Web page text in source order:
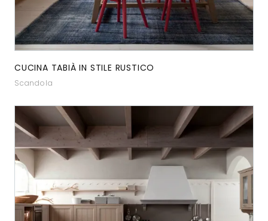
CUCINA TABIÀ IN STILE RUSTICO
Scandola